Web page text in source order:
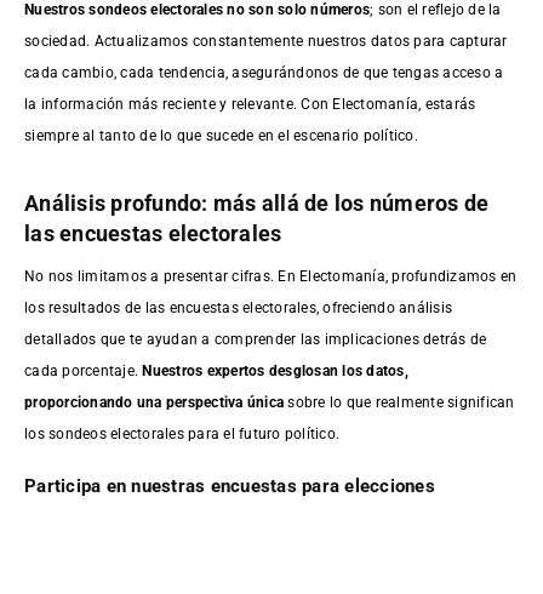
Nuestros sondeos electorales no son solo números; son el reflejo de la
sociedad. Actualizamos constantemente nuestros datos para capturar
cada cambio, cada tendencia, asegurándonos de que tengas acceso a
la información más reciente y relevante. Con Electomanía, estarás
siempre al tanto de lo que sucede en el escenario político.
Análisis profundo: más allá de los números de
las encuestas electorales
No nos limitamos a presentar cifras. En Electomanía, profundizamos en
los resultados de las encuestas electorales, ofreciendo análisis
detallados que te ayudan a comprender las implicaciones detrás de
cada porcentaje.Nuestros expertos desglosan los datos,
proporcionando una perspectiva única sobre lo que realmente significan
los sondeos electorales para el futuro político.
Participa en nuestras encuestas para elecciones